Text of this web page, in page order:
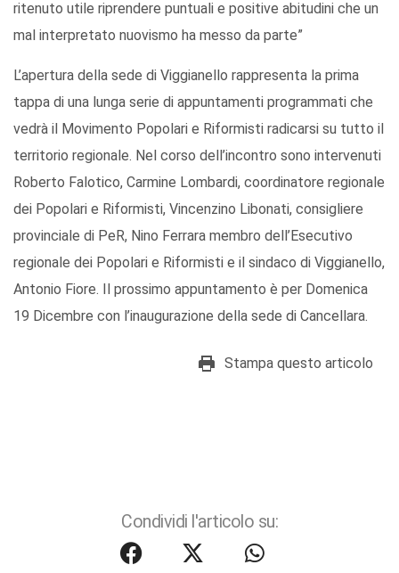
ritenuto utile riprendere puntuali e positive abitudini che un
mal interpretato nuovismo ha messo da parte”
L’apertura della sede di Viggianello rappresenta la prima
tappa di una lunga serie di appuntamenti programmati che
vedrà il Movimento Popolari e Riformisti radicarsi su tutto il
territorio regionale. Nel corso dell’incontro sono intervenuti
Roberto Falotico, Carmine Lombardi, coordinatore regionale
dei Popolari e Riformisti, Vincenzino Libonati, consigliere
provinciale di PeR, Nino Ferrara membro dell’Esecutivo
regionale dei Popolari e Riformisti e il sindaco di Viggianello,
Antonio Fiore. Il prossimo appuntamento è per Domenica
19 Dicembre con l’inaugurazione della sede di Cancellara.
Stampa questo articolo
Condividi l'articolo su: